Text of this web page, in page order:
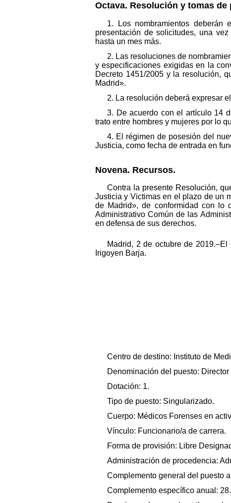
Octava. Resolución y tomas de
1. Los nombramientos
presentación de solicitudes, una
hasta un mes más.
2. Las resoluciones de
y especificaciones exigidas en la
Decreto 1451/2005 y la resolución,
Madrid».
2. La resolución deberá expresar
3. De acuerdo con el artículo 14
trato entre hombres y mujeres por lo
4. El régimen de posesión del
Justicia, como fecha de entrada en
Novena. Recursos.
Contra la presente Resolución,
Justicia y Victimas en el plazo de un
de Madrid», de conformidad con lo
Administrativo Común de las
en defensa de sus derechos.
Madrid, 2 de octubre de
Irigoyen Barja.
Centro de destino: Instituto de
Denominación del puesto:
Dotación: 1.
Tipo de puesto: Singularizado.
Cuerpo: Médicos Forenses en
Vínculo: Funcionario/a de carrera.
Forma de provisión: Libre
Administración de procedencia:
Complemento general del puesto
Complemento específico anual: